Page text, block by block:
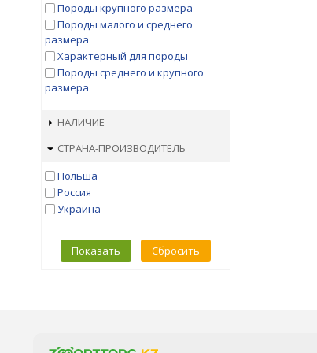
Породы крупного размера
Породы малого и среднего
размера
Характерный для породы
Породы среднего и крупного
размера
НАЛИЧИЕ
СТРАНА-ПРОИЗВОДИТЕЛЬ
Польша
Россия
Украина
Показать Сбросить